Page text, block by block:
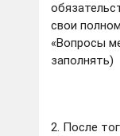
свои
«Вопросы
заполнять)
2. После